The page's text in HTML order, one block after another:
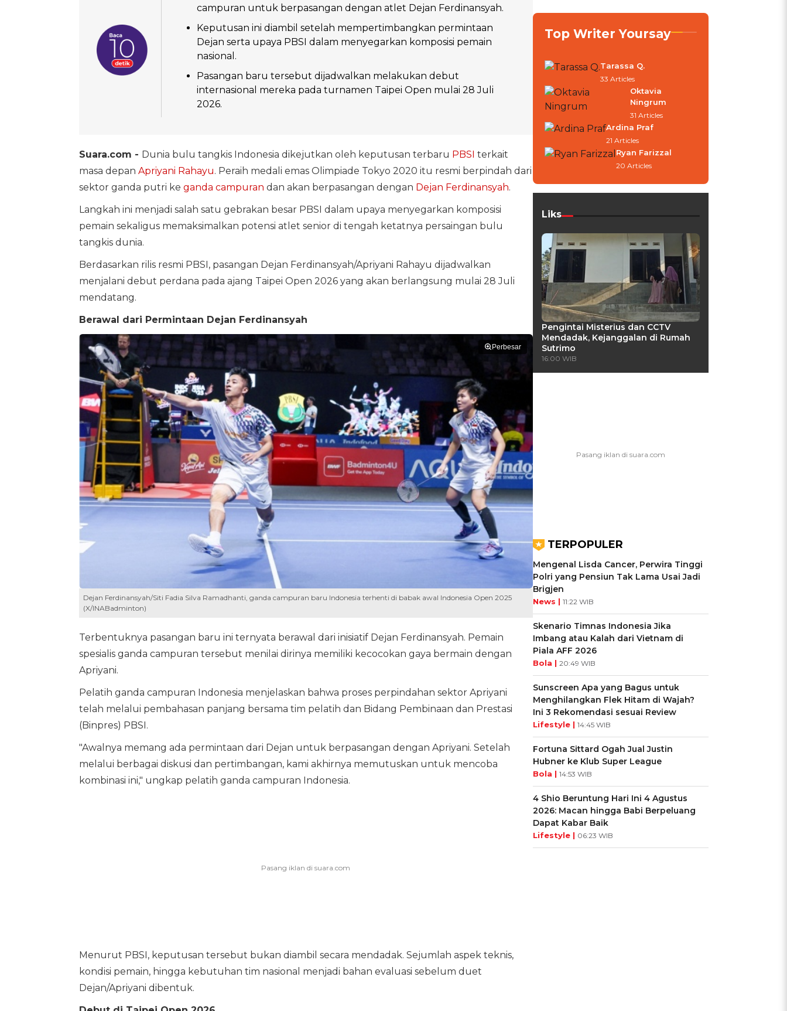
campuran untuk berpasangan dengan atlet Dejan Ferdinansyah.
Keputusan ini diambil setelah mempertimbangkan permintaan
Dejan serta upaya PBSI dalam menyegarkan komposisi pemain
nasional.
Pasangan baru tersebut dijadwalkan melakukan debut
internasional mereka pada turnamen Taipei Open mulai 28 Juli
2026.
Suara.com - Dunia bulu tangkis Indonesia dikejutkan oleh keputusan terbaru PBSI terkait
masa depan Apriyani Rahayu. Peraih medali emas Olimpiade Tokyo 2020 itu resmi berpindah dari
sektor ganda putri ke ganda campuran dan akan berpasangan dengan Dejan Ferdinansyah.
Langkah ini menjadi salah satu gebrakan besar PBSI dalam upaya menyegarkan komposisi
pemain sekaligus memaksimalkan potensi atlet senior di tengah ketatnya persaingan bulu
tangkis dunia.
Berdasarkan rilis resmi PBSI, pasangan Dejan Ferdinansyah/Apriyani Rahayu dijadwalkan
menjalani debut perdana pada ajang Taipei Open 2026 yang akan berlangsung mulai 28 Juli
mendatang.
Berawal dari Permintaan Dejan Ferdinansyah
Perbesar
Dejan Ferdinansyah/Siti Fadia Silva Ramadhanti, ganda campuran baru Indonesia terhenti di babak awal Indonesia Open 2025
(X/INABadminton)
Terbentuknya pasangan baru ini ternyata berawal dari inisiatif Dejan Ferdinansyah. Pemain
spesialis ganda campuran tersebut menilai dirinya memiliki kecocokan gaya bermain dengan
Apriyani.
Pelatih ganda campuran Indonesia menjelaskan bahwa proses perpindahan sektor Apriyani
telah melalui pembahasan panjang bersama tim pelatih dan Bidang Pembinaan dan Prestasi
(Binpres) PBSI.
"Awalnya memang ada permintaan dari Dejan untuk berpasangan dengan Apriyani. Setelah
melalui berbagai diskusi dan pertimbangan, kami akhirnya memutuskan untuk mencoba
kombinasi ini," ungkap pelatih ganda campuran Indonesia.
Menurut PBSI, keputusan tersebut bukan diambil secara mendadak. Sejumlah aspek teknis,
kondisi pemain, hingga kebutuhan tim nasional menjadi bahan evaluasi sebelum duet
Dejan/Apriyani dibentuk.
Top Writer Yoursay
Tarassa Q.
33 Articles
Oktavia
Ningrum
31 Articles
Ardina Praf
21 Articles
Ryan Farizzal
20 Articles
Liks
Pengintai Misterius dan CCTV
Mendadak, Kejanggalan di Rumah
Sutrimo
16:00 WIB
TERPOPULER
Mengenal Lisda Cancer, Perwira Tinggi
Polri yang Pensiun Tak Lama Usai Jadi
Brigjen
News | 11:22 WIB
Skenario Timnas Indonesia Jika
Imbang atau Kalah dari Vietnam di
Piala AFF 2026
Bola | 20:49 WIB
Sunscreen Apa yang Bagus untuk
Menghilangkan Flek Hitam di Wajah?
Ini 3 Rekomendasi sesuai Review
Lifestyle | 14:45 WIB
Fortuna Sittard Ogah Jual Justin
Hubner ke Klub Super League
Bola | 14:53 WIB
4 Shio Beruntung Hari Ini 4 Agustus
2026: Macan hingga Babi Berpeluang
Dapat Kabar Baik
Lifestyle | 06:23 WIB